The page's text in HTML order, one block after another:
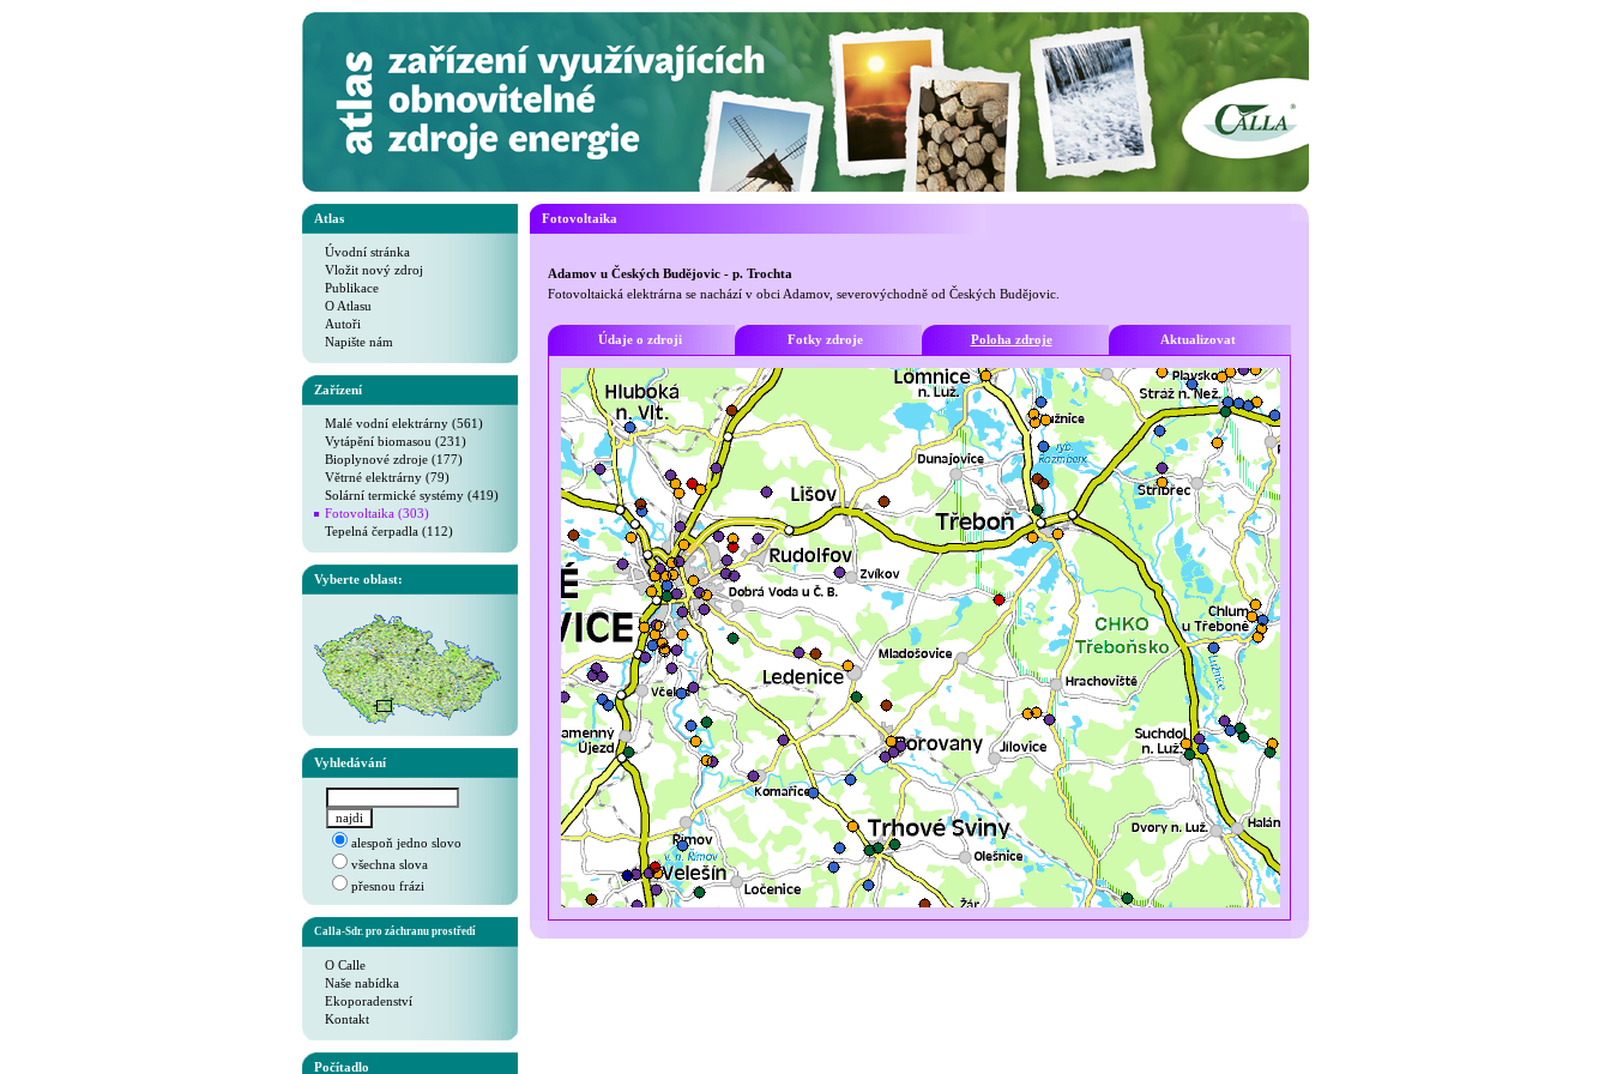
Atlas
Úvodní stránka
Vložit nový zdroj
Publikace
O Atlasu
Autoři
Napište nám
Zařízení
Malé vodní elektrárny (561)
Vytápění biomasou (231)
Bioplynové zdroje (177)
Větrné elektrárny (79)
Solární termické systémy (419)
Fotovoltaika (303)
Tepelná čerpadla (112)
Vyberte oblast:
Vyhledávání
alespoň jedno slovo
všechna slova
přesnou frázi
Calla-Sdr. pro záchranu prostředí
O Calle
Naše nabídka
Ekoporadenství
Kontakt
Počítadlo
Fotovoltaika
Adamov u Českých Budějovic - p. Trochta
Fotovoltaická elektrárna se nachází v obci Adamov, severovýchodně od Českých Budějovic.
Údaje o zdroji Fotky zdroje Poloha zdroje Aktualizovat